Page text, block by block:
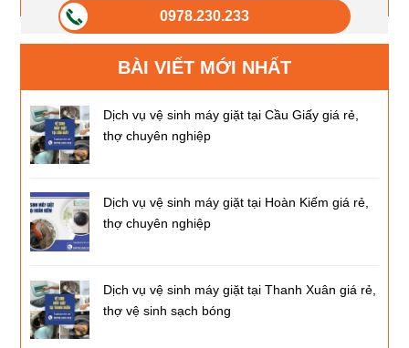
0978.230.233
BÀI VIẾT MỚI NHẤT
Dịch vụ vệ sinh máy giặt tại Cầu Giấy giá rẻ,
thợ chuyên nghiệp
Dịch vụ vệ sinh máy giặt tại Hoàn Kiếm giá rẻ,
thợ chuyên nghiệp
Dịch vụ vệ sinh máy giặt tại Thanh Xuân giá rẻ,
thợ vệ sinh sạch bóng